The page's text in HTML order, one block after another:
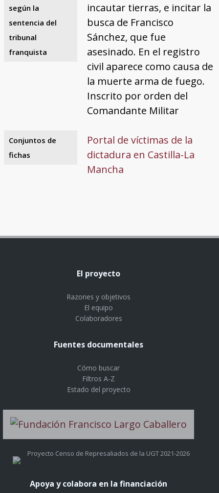
según la
sentencia del
tribunal
franquista
incautar tierras, e incitar la
busca de Francisco
Sánchez, que fue
asesinado. En el registro
civil aparece como causa de
la muerte arma de fuego.
Inscrito por orden del
Comandante Militar
Conjuntos de
fichas
Portal de víctimas de la
dictadura en Castilla-La
Mancha
El proyecto
Razones y objetivos
El equipo
Colaboradores
Fuentes documentales
Cómo buscar
Filtros A-Z
Estado del proyecto
Proyecto Censo de Represaliados de la UGT 2021-2026
Apoya y colabora en la financiación